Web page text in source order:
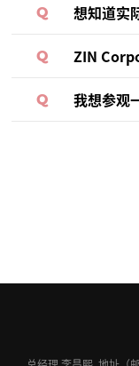
Q 想知道实
Q ZIN
Q 我想参观